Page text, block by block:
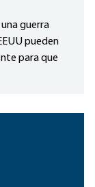
guerra
pueden
para que